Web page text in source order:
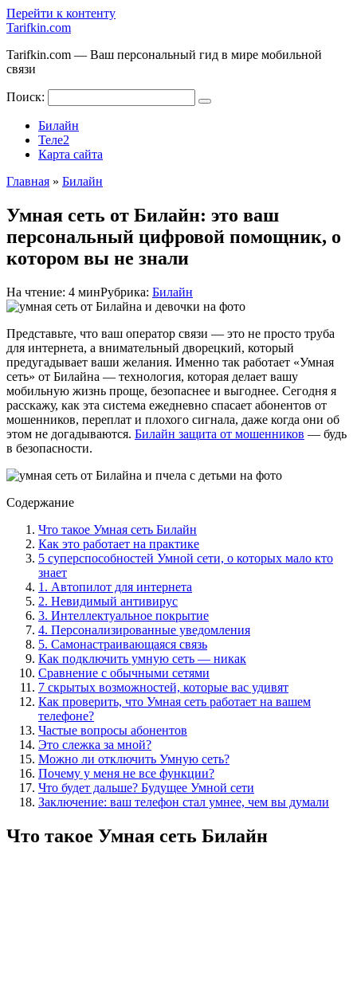
Перейти к контенту
Tarifkin.com
Tarifkin.com — Ваш персональный гид в мире мобильной
связи
Поиск:
Билайн
Теле2
Карта сайта
Главная » Билайн
Умная сеть от Билайн: это ваш
персональный цифровой помощник, о
котором вы не знали
На чтение: 4 минРубрика: Билайн
Представьте, что ваш оператор связи — это не просто труба
для интернета, а внимательный дворецкий, который
предугадывает ваши желания. Именно так работает «Умная
сеть» от Билайна — технология, которая делает вашу
мобильную жизнь проще, безопаснее и выгоднее. Сегодня я
расскажу, как эта система ежедневно спасает абонентов от
мошенников, переплат и плохого сигнала, даже когда они об
этом не догадываются. Билайн защита от мошенников — будь
в безопасности.
Содержание
Что такое Умная сеть Билайн
Как это работает на практике
5 суперспособностей Умной сети, о которых мало кто
знает
1. Автопилот для интернета
2. Невидимый антивирус
3. Интеллектуальное покрытие
4. Персонализированные уведомления
5. Самонастраивающаяся связь
Как подключить умную сеть — никак
Сравнение с обычными сетями
7 скрытых возможностей, которые вас удивят
Как проверить, что Умная сеть работает на вашем
телефоне?
Частые вопросы абонентов
Это слежка за мной?
Можно ли отключить Умную сеть?
Почему у меня не все функции?
Что будет дальше? Будущее Умной сети
Заключение: ваш телефон стал умнее, чем вы думали
Что такое Умная сеть Билайн